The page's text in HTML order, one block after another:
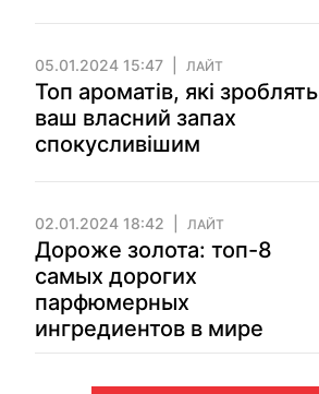
05.01.2024 15:47 ЛАЙТ
Топ ароматів, які зроблять
ваш власний запах
спокусливішим
02.01.2024 18:42 ЛАЙТ
Дороже золота: топ-8
самых дорогих
парфюмерных
ингредиентов в мире